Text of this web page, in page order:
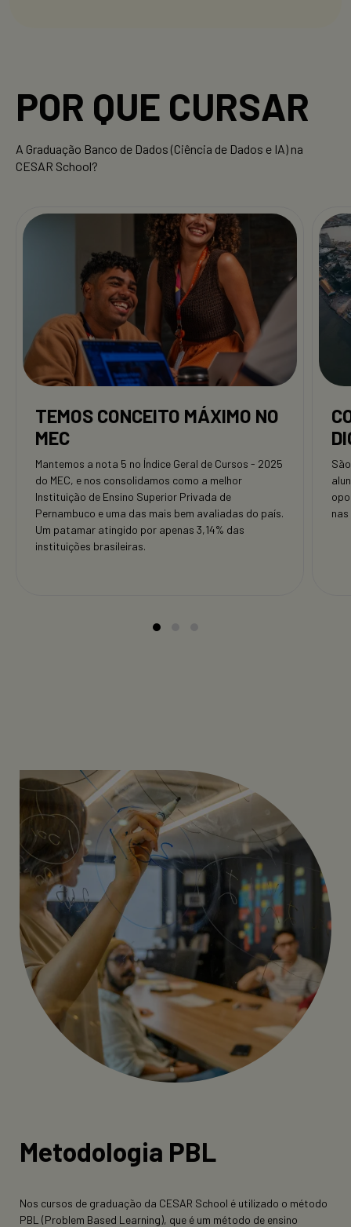
POR QUE CURSAR
A Graduação Banco de Dados (Ciência de Dados e IA) na
CESAR School?
TEMOS CONCEITO MÁXIMO NO
MEC
Mantemos a nota 5 no Índice Geral de Cursos - 2025
do MEC, e nos consolidamos como a melhor
Instituição de Ensino Superior Privada de
Pernambuco e uma das mais bem avaliadas do país.
Um patamar atingido por apenas 3,14% das
instituições brasileiras.
Metodologia PBL
Nos cursos de graduação da CESAR School é utilizado o método
PBL (Problem Based Learning), que é um método de ensino